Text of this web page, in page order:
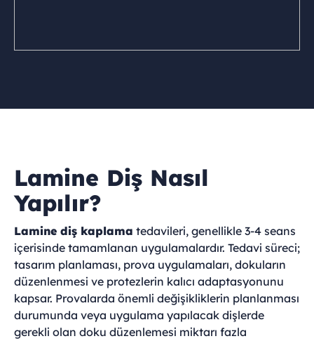
Lamine Diş Nasıl
Yapılır?
Lamine diş kaplama tedavileri, genellikle 3-4 seans
içerisinde tamamlanan uygulamalardır. Tedavi süreci;
tasarım planlaması, prova uygulamaları, dokuların
düzenlenmesi ve protezlerin kalıcı adaptasyonunu
kapsar. Provalarda önemli değişikliklerin planlanması
durumunda veya uygulama yapılacak dişlerde
gerekli olan doku düzenlemesi miktarı fazla